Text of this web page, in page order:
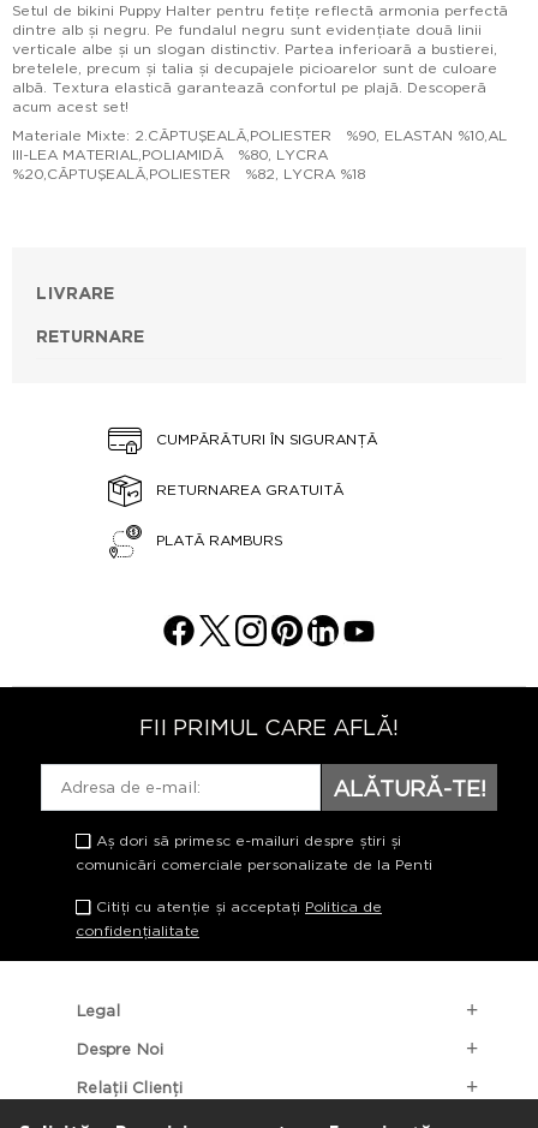
Setul de bikini Puppy Halter pentru fetițe reflectă armonia perfectă
dintre alb și negru. Pe fundalul negru sunt evidențiate două linii
verticale albe și un slogan distinctiv. Partea inferioară a bustierei,
bretelele, precum și talia și decupajele picioarelor sunt de culoare
albă. Textura elastică garantează confortul pe plajă. Descoperă
acum acest set!
Materiale Mixte: 2.CĂPTUŞEALĂ,POLIESTER %90, ELASTAN %10,AL
III-LEA MATERIAL,POLIAMIDĂ %80, LYCRA
%20,CĂPTUŞEALĂ,POLIESTER %82, LYCRA %18
LIVRARE
RETURNARE
CUMPĂRĂTURI ÎN SIGURANȚĂ
RETURNAREA GRATUITĂ
PLATĂ RAMBURS
FII PRIMUL CARE AFLĂ!
ALĂTURĂ-TE!
Aș dori să primesc e-mailuri despre știri și
comunicări comerciale personalizate de la Penti
Citiți cu atenție și acceptați Politica de
confidențialitate
Legal
Despre Noi
Relații Clienți